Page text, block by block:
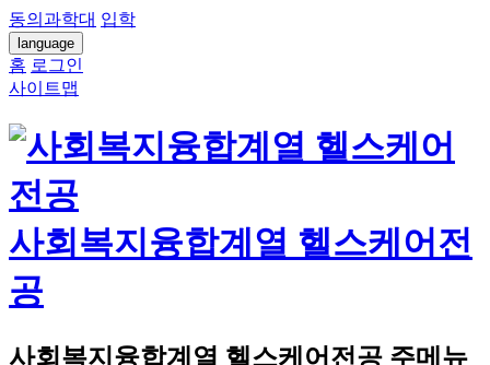
동의과학대 입학
language
홈 로그인
사이트맵
사회복지융합계열 헬스케어전
공
사회복지융합계열 헬스케어전공 주메뉴